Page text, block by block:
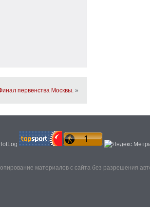
первенства Москвы. »
материалов с сайта без разрешения